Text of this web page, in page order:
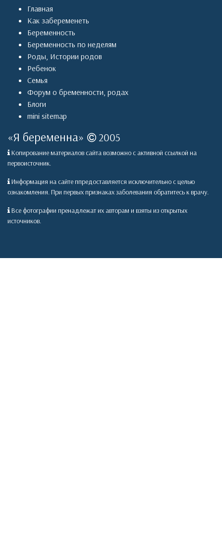
Главная
Как забеременеть
Беременность
Беременность по неделям
Роды, Истории родов
Ребенок
Семья
Форум о бременности, родах
Блоги
mini sitemap
«Я беременна» 2005
Копирование материалов сайта возможно с активной ссылкой на
первоисточник.
Информация на сайте ппредоставляется исключительно с целью
ознакомления. При первых признаках заболевания обратитесь к врачу.
Все фотографии пренадлежат их авторам и взяты из открытых
источников.